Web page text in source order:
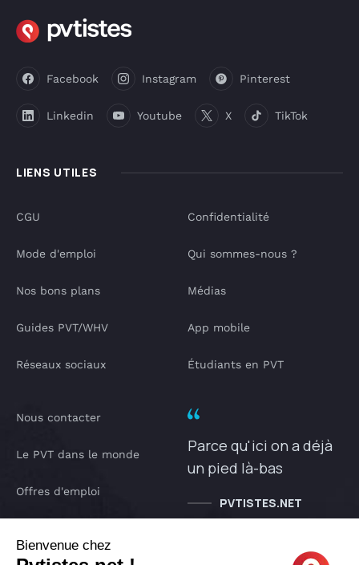
LIENS UTILES
Facebook Instagram Pinterest
Linkedin Youtube X TikTok
CGU
Mode d'emploi
Nos bons plans
Guides PVT/WHV
Réseaux sociaux
Confidentialité
Qui sommes-nous ?
Médias
App mobile
Étudiants en PVT
Nous contacter
Le PVT dans le monde
Offres d'emploi
Parce qu'ici on a déjà
un pied là-bas
PVTISTES.NET
Bienvenue chez